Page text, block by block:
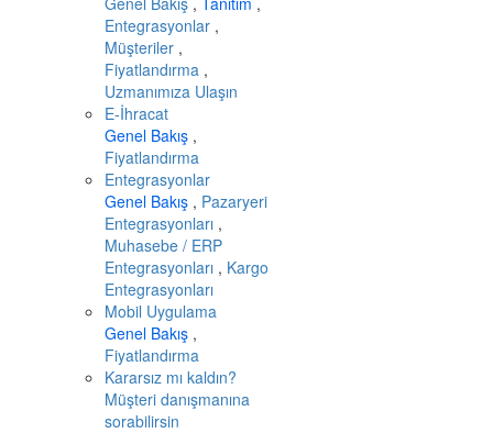
Entegrasyonlar ,
Müşteriler ,
Fiyatlandırma ,
Uzmanımıza Ulaşın
E-İhracat
Genel Bakış ,
Fiyatlandırma
Entegrasyonlar
Genel Bakış , Pazaryeri
Entegrasyonları ,
Muhasebe / ERP
Entegrasyonları , Kargo
Entegrasyonları
Mobil Uygulama
Genel Bakış ,
Fiyatlandırma
Kararsız mı kaldın?
Müşteri danışmanına
sorabilirsin